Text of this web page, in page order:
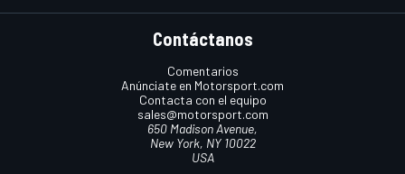
Contáctanos
Comentarios
Anúnciate en Motorsport.com
Contacta con el equipo
sales@motorsport.com
650 Madison Avenue,
New York, NY 10022
USA